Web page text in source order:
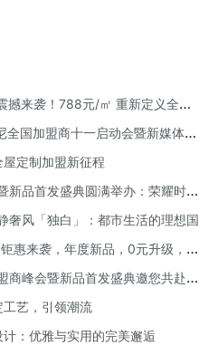
撼来袭！788元/㎡ 重新定义全屋
全国加盟商十一启动会暨新媒体赋
定制加盟新征程
新品首发盛典圆满举办：荣耀时
奢风「独白」：都市生活的理想国
惠来袭，年度新品，0元升级，万
商峰会暨新品首发盛典邀您共赴荣
艺，引领潮流
：优雅与实用的完美邂逅